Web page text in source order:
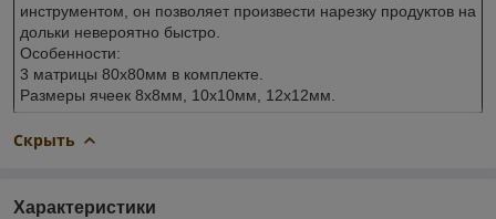
инструментом, он позволяет произвести нарезку продуктов на
дольки невероятно быстро.
Особенности:
3 матрицы 80x80мм в комплекте.
Размеры ячеек 8x8мм, 10x10мм, 12x12мм.
Скрыть
Характеристики